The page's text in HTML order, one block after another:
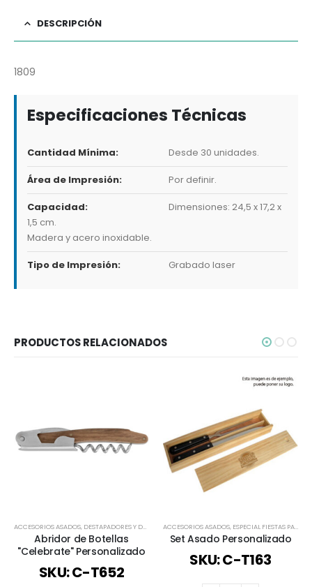
DESCRIPCIÓN
1809
Especificaciones Técnicas
Cantidad Mínima: Desde 30 unidades.
Área de Impresión: Por definir.
Capacidad:
Dimensiones: 24,5 x 17,2 x
1,5 cm.
Madera y acero inoxidable.
Tipo de Impresión: Grabado laser
PRODUCTOS RELACIONADOS
ACCESORIOS ASADOS, DESTAPADORES Y DESCORCHADORES ,LÍNEA BAMBÚ,TODOS
Abridor de Botellas
"Celebrate" Personalizado
SKU: C-T652
ACCESORIOS ASADOS, ESPECIAL FIESTAS PATRIAS
Set Asado Personalizado
SKU: C-T163